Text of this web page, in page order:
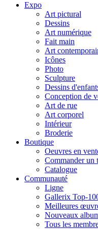
Expo
Art pictural
Dessins
Art numérique
Fait main
Art
Icônes
Photo
Sculpture
Dessins
Conception de
Art de rue
Art corporel
Intérieur
Broderie
Boutique
Oeuvres en
Commander un
Catalogue
Communauté
Ligne
Gallerix Top-
Meilleures
Nouveaux
Tous les